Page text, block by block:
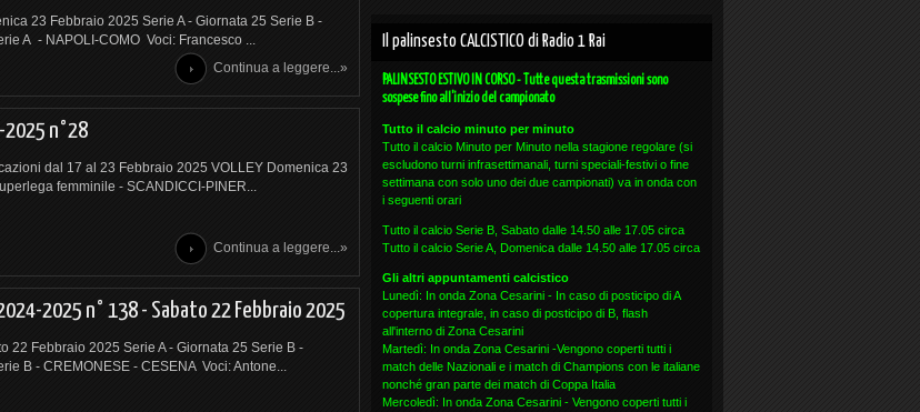
23 Febbraio 2025 Serie A - Giornata 25 Serie B -
A - NAPOLI-COMO Voci: Francesco ...
Continua a leggere...»
2025 n°28
dal 17 al 23 Febbraio 2025 VOLLEY Domenica 23
femminile - SCANDICCI-PINER...
Continua a leggere...»
2025 n° 138 - Sabato 22 Febbraio 2025
22 Febbraio 2025 Serie A - Giornata 25 Serie B -
B - CREMONESE - CESENA Voci: Antone...
Il palinsesto CALCISTICO di Radio 1 Rai
PALINSESTO ESTIVO IN CORSO - Tutte questa trasmissioni sono
sospese fino all'inizio del campionato
Tutto il calcio minuto per minuto
Tutto il calcio Minuto per Minuto nella stagione regolare (si
escludono turni infrasettimanali, turni speciali-festivi o fine
settimana con solo uno dei due campionati) va in onda con
i seguenti orari
Tutto il calcio Serie B, Sabato dalle 14.50 alle 17.05 circa
Tutto il calcio Serie A, Domenica dalle 14.50 alle 17.05 circa
Gli altri appuntamenti calcistico
Lunedì: In onda Zona Cesarini - In caso di posticipo di A
copertura integrale, in caso di posticipo di B, flash
all'interno di Zona Cesarini
Martedì: In onda Zona Cesarini -Vengono coperti tutti i
match delle Nazionali e i match di Champions con le italiane
nonché gran parte dei match di Coppa Italia
Mercoledì: In onda Zona Cesarini - Vengono coperti tutti i